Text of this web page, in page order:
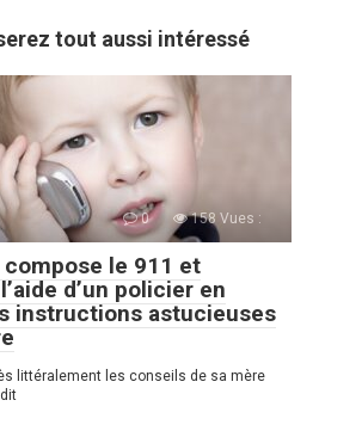
tout aussi intéressé
0 158 Vues :
compose le 911 et
d’un policier en
instructions astucieuses
littéralement les conseils de sa mère